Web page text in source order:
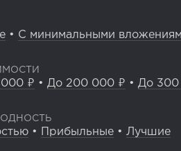
• С минимальными
₽ • До 200 000 ₽ • До
• Прибыльные • Лучшие